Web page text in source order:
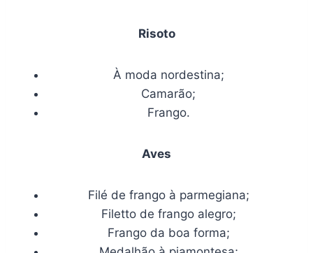
Risoto
À moda nordestina;
Camarão;
Frango.
Aves
Filé de frango à parmegiana;
Filetto de frango alegro;
Frango da boa forma;